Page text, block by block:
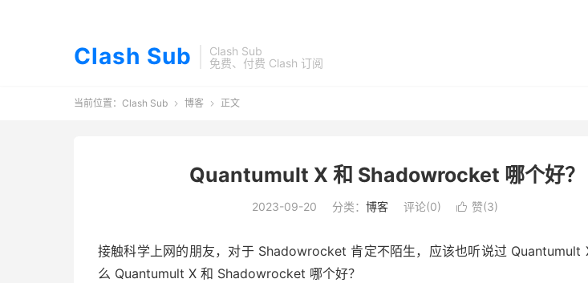
Clash Sub
Clash Sub
免费、付费 Clash 订阅
当前位置： Clash Sub  博客  正文
Quantumult X 和 Shadowrocket 哪个好？
2023-09-20 分类： 博客 评论(0)  赞(3)
接触科学上网的朋友，对于 Shadowrocket 肯定不陌生，应该也听说过 Quantumult
么 Quantumult X 和 Shadowrocket 哪个好？